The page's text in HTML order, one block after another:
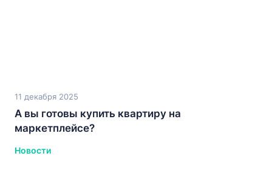
11 декабря 2025
А вы готовы купить квартиру на
маркетплейсе?
Новости